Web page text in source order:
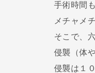
手術時間
メチャメ
そこで、
侵襲（体
侵襲は１